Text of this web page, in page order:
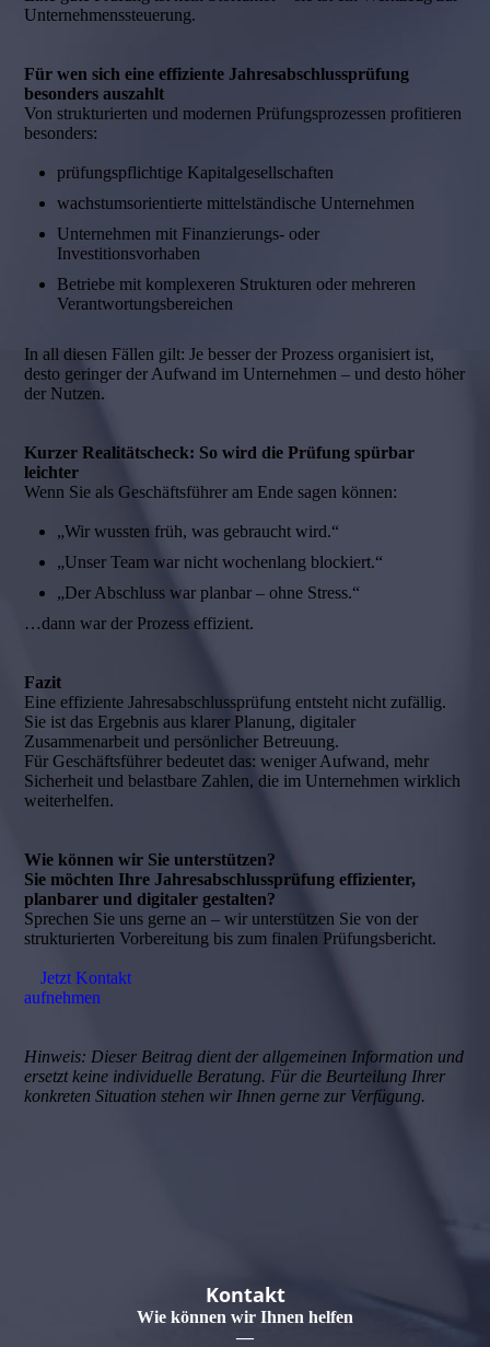
Unternehmenssteuerung.
Für wen sich eine effiziente Jahresabschlussprüfung
besonders auszahlt
Von strukturierten und modernen Prüfungsprozessen profitieren
besonders:
prüfungspflichtige Kapitalgesellschaften
wachstumsorientierte mittelständische Unternehmen
Unternehmen mit Finanzierungs- oder
Investitionsvorhaben
Betriebe mit komplexeren Strukturen oder mehreren
Verantwortungsbereichen
In all diesen Fällen gilt: Je besser der Prozess organisiert ist,
desto geringer der Aufwand im Unternehmen – und desto höher
der Nutzen.
Kurzer Realitätscheck: So wird die Prüfung spürbar
leichter
Wenn Sie als Geschäftsführer am Ende sagen können:
„Wir wussten früh, was gebraucht wird.“
„Unser Team war nicht wochenlang blockiert.“
„Der Abschluss war planbar – ohne Stress.“
…dann war der Prozess effizient.
Fazit
Eine effiziente Jahresabschlussprüfung entsteht nicht zufällig.
Sie ist das Ergebnis aus klarer Planung, digitaler
Zusammenarbeit und persönlicher Betreuung.
Für Geschäftsführer bedeutet das: weniger Aufwand, mehr
Sicherheit und belastbare Zahlen, die im Unternehmen wirklich
weiterhelfen.
Wie können wir Sie unterstützen?
Sie möchten Ihre Jahresabschlussprüfung effizienter,
planbarer und digitaler gestalten?
Sprechen Sie uns gerne an – wir unterstützen Sie von der
strukturierten Vorbereitung bis zum finalen Prüfungsbericht.
Jetzt Kontakt
aufnehmen
Hinweis: Dieser Beitrag dient der allgemeinen Information und
ersetzt keine individuelle Beratung. Für die Beurteilung Ihrer
konkreten Situation stehen wir Ihnen gerne zur Verfügung.
Kontakt
Wie können wir Ihnen helfen
—